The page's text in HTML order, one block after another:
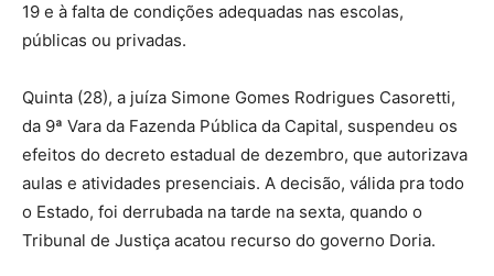
19 e à falta de condições adequadas nas escolas,
públicas ou privadas.
Quinta (28), a juíza Simone Gomes Rodrigues Casoretti,
da 9ª Vara da Fazenda Pública da Capital, suspendeu os
efeitos do decreto estadual de dezembro, que autorizava
aulas e atividades presenciais. A decisão, válida pra todo
o Estado, foi derrubada na tarde na sexta, quando o
Tribunal de Justiça acatou recurso do governo Doria.